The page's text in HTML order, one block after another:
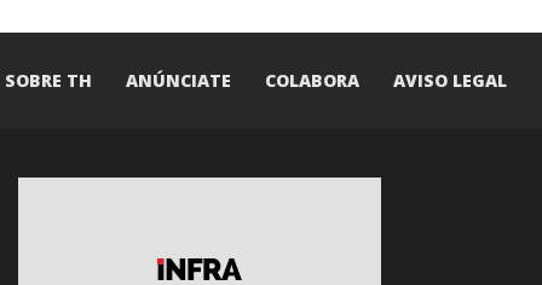
SOBRE TH ANÚNCIATE COLABORA AVISO LEGAL